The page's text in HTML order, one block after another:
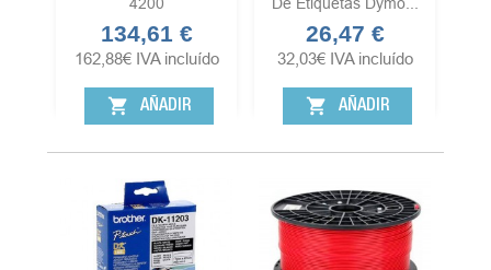
Precio
134,61 €
162,88€ IVA incluído
shopping_cart AÑADIR
Precio
26,47 €
32,03€ IVA incluído
shopping_cart AÑADIR